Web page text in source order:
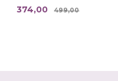
Tilbud
374,00 499,00Rabatt